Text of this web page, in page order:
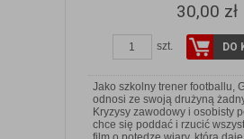
30,00 zł
szt. DO
Jako szkolny trener footballu,
odnosi ze swoją drużyną
Kryzysy zawodowy i osobisty
chce się poddać i rzucić